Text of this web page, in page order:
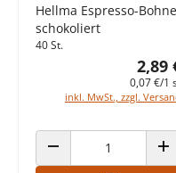
Hellma Espresso-Bohne
schokoliert
40 St.
2,89
0,07 €/1
inkl. MwSt., zzgl.
ANZAHL VERRINGERN